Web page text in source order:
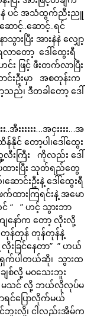
းကနဲ ပင် အသံထွက်ညီးညူ
ောင့်..ဆောင့်..ရင်
ားပြီး အားနဲနဲ လျှော့
ာတော့ ဒေါ်ထွေးရီ
ဖြင့် ဖီးတက်လာပြီး
းဦးမှာ အစတုန်းက
သည်၊ ဒီတခါတော့ ဒေါ်
းးးးးး…အငှးးးး…အ
နိုင် တော့ပါ၊ဒေါ်ထွေး
းကြီး ကိုလည်း ဒေါ်
ားပြီး သုတ်ရည်တွေ
းဦးနဲ့ ဒေါ်ထွေးရီ
ားကြရင်းနဲ့ အမော
“ ” ဟင့် သွားဘာ
နော်က တော့ လိုးလို့
တုန်တုန် တုန်တုန်နဲ့
းခြင်နေတာ” ” ဟယ်
းရှက်ပါတယ်ဆို၊ သွားထ
စ်လို့ မဝသေးဘူး
ယ် မသင် လို့ ဘယ်လိုလုပ်မ
င်ပြောလိုက်မယ်
ဘူးလို့၊ ငါလည်းအိမ်က